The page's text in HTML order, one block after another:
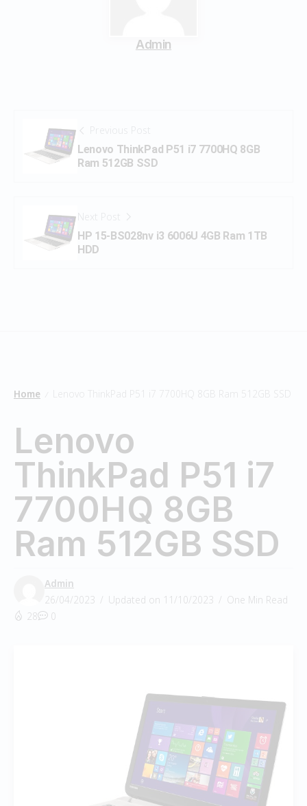
Admin
Previous Post
Lenovo ThinkPad P51 i7 7700HQ 8GB
Ram 512GB SSD
Next Post
HP 15-BS028nv i3 6006U 4GB Ram 1TB
HDD
Home Lenovo ThinkPad P51 i7 7700HQ 8GB Ram 512GB SSD
Lenovo
ThinkPad P51 i7
7700HQ 8GB
Ram 512GB SSD
Admin
26/04/2023
Updated on 11/10/2023
One Min Read
28
0